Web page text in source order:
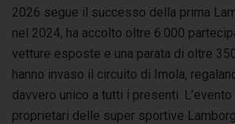
2026 segue il successo della prima
nel 2024, ha accolto oltre 6.000
vetture esposte e una parata di oltre
hanno invaso il circuito di Imola,
davvero unico a tutti i presenti.
proprietari delle super sportive